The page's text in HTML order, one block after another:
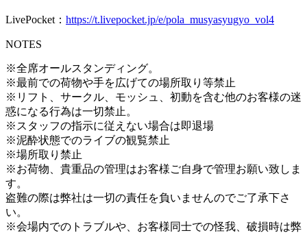
LivePocket： https://t.livepocket.jp/e/pola_musyasyugyo_vol4
NOTES
※全席オールスタンディング。
※最前での荷物や手を広げての場所取り等禁止
※リフト、サークル、モッシュ、初動を含む他のお客様の迷
惑になる行為は一切禁止。
※スタッフの指示に従えない場合は即退場
※泥酔状態でのライブの観覧禁止
※場所取り禁止
※お荷物、貴重品の管理はお客様ご自身で管理お願い致しま
す。
盗難の際は弊社は一切の責任を負いませんのでご了承下さ
い。
※会場内でのトラブルや、お客様同士での怪我、破損時は弊